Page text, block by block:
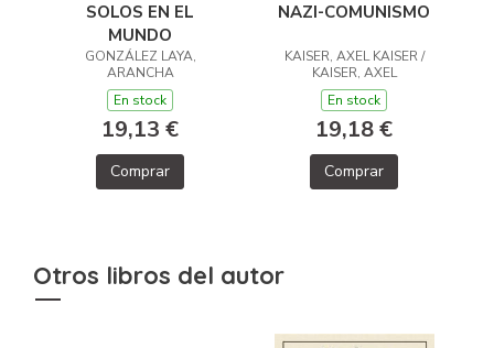
SOLOS EN EL
MUNDO
GONZÁLEZ LAYA,
ARANCHA
En stock
19,13 €
Comprar
NAZI-COMUNISMO
KAISER, AXEL KAISER /
KAISER, AXEL
En stock
19,18 €
Comprar
Otros libros del autor